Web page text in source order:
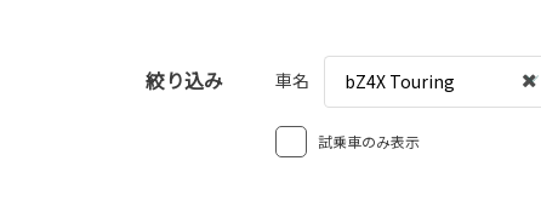
絞り込み 車名 bZ4X Touring
試乗車のみ表示